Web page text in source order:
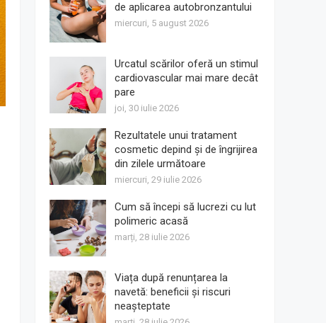
de aplicarea autobronzantului
miercuri, 5 august 2026
Urcatul scărilor oferă un stimul
cardiovascular mai mare decât
pare
joi, 30 iulie 2026
Rezultatele unui tratament
cosmetic depind și de îngrijirea
din zilele următoare
miercuri, 29 iulie 2026
Cum să începi să lucrezi cu lut
polimeric acasă
marți, 28 iulie 2026
Viața după renunțarea la
navetă: beneficii și riscuri
neașteptate